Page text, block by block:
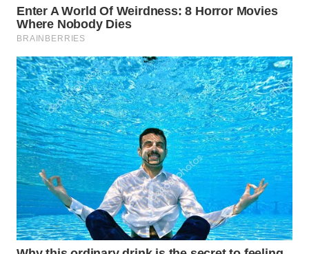
WN
KEPULAUAN
SERIBU
WN
TANGERANG
WN
BINJAI
WN
CIREBON
WN
INDRAMAYU